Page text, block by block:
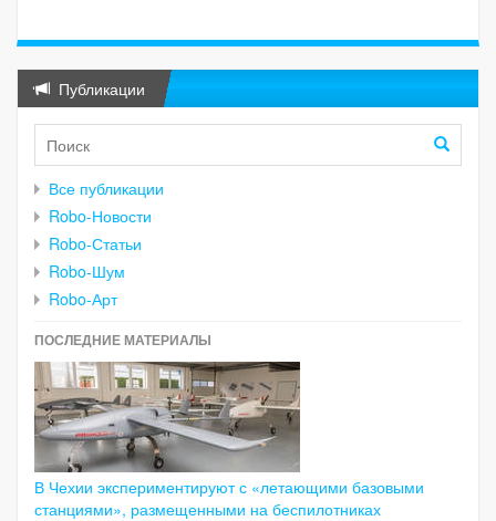
Публикации
Все публикации
Robo-Новости
Robo-Статьи
Robo-Шум
Robo-Арт
ПОСЛЕДНИЕ МАТЕРИАЛЫ
В Чехии экспериментируют с «летающими базовыми
станциями», размещенными на беспилотниках